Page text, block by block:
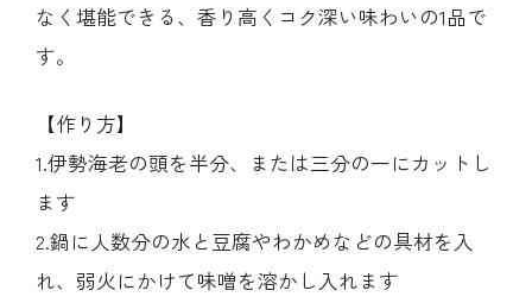
なく堪能できる、香り高くコク深い味わいの1品で
す。
【作り方】
1.伊勢海老の頭を半分、または三分の一にカットし
ます
2.鍋に人数分の水と豆腐やわかめなどの具材を入
れ、弱火にかけて味噌を溶かし入れます